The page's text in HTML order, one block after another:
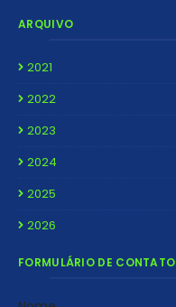
ARQUIVO
2021
2022
2023
2024
2025
2026
FORMULÁRIO DE CONTATO